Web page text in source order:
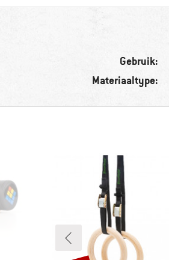
Gebruik:
Materiaaltype: